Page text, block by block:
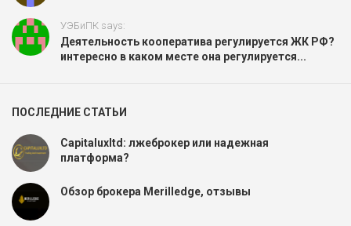
УЭБиПК says:
Деятельность кооператива регулируется ЖК РФ?
интересно в каком месте она регулируется...
ПОСЛЕДНИЕ СТАТЬИ
Capitaluxltd: лжеброкер или надежная
платформа?
Обзор брокера Merilledge, отзывы